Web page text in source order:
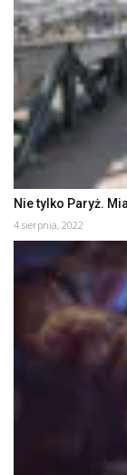
Nie tylko Paryż.
4 sierpnia, 2022